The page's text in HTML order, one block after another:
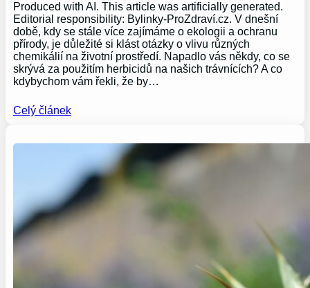
Produced with AI. This article was artificially generated.
Editorial responsibility: Bylinky-ProZdraví.cz. V dnešní
době, kdy se stále více zajímáme o ekologii a ochranu
přírody, je důležité si klást otázky o vlivu různých
chemikálií na životní prostředí. Napadlo vás někdy, co se
skrývá za použitím herbicidů na našich trávnících? A co
kdybychom vám řekli, že by…
Celý článek